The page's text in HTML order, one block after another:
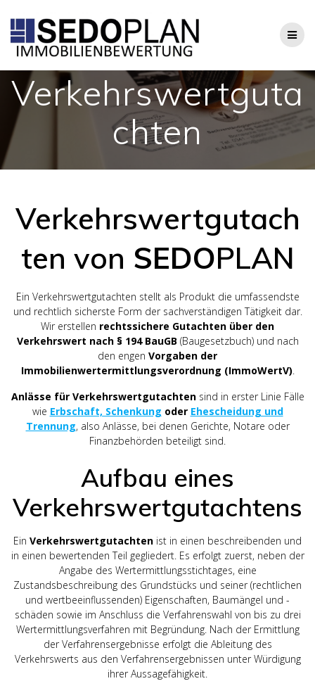
Inhalt
springen
Verkehrswertguta
chten
Verkehrswertgutach
ten von SEDOPLAN
Ein Verkehrswertgutachten stellt als Produkt die umfassendste
und rechtlich sicherste Form der sachverständigen Tätigkeit dar.
Wir erstellen rechtssichere Gutachten über den
Verkehrswert nach § 194 BauGB (Baugesetzbuch) und nach
den engen Vorgaben der
Immobilienwertermittlungsverordnung (ImmoWertV).
Anlässe für Verkehrswertgutachtensind in erster Linie Fälle
wie Erbschaft, Schenkung oder Ehescheidung und
Trennung, also Anlässe, bei denen Gerichte, Notare oder
Finanzbehörden beteiligt sind.
Aufbau eines
Verkehrswertgutachtens
Ein Verkehrswertgutachten ist in einen beschreibenden und
in einen bewertenden Teil gegliedert. Es erfolgt zuerst, neben der
Angabe des Wertermittlungsstichtages, eine
Zustandsbeschreibung des Grundstücks und seiner (rechtlichen
und wertbeeinflussenden) Eigenschaften, Baumängel und -
schäden sowie im Anschluss die Verfahrenswahl von bis zu drei
Wertermittlungsverfahren mit Begründung. Nach der Ermittlung
der Verfahrensergebnisse erfolgt die Ableitung des
Verkehrswerts aus den Verfahrensergebnissen unter Würdigung
ihrer Aussagefähigkeit.